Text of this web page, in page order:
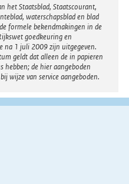
het Staatsblad, Staatscourant,
waterschapsblad en blad
formele bekendmakingen in de
goedkeuring en
na 1 juli 2009 zijn uitgegeven.
geldt dat alleen de in papieren
hebben; de hier aangeboden
wijze van service aangeboden.